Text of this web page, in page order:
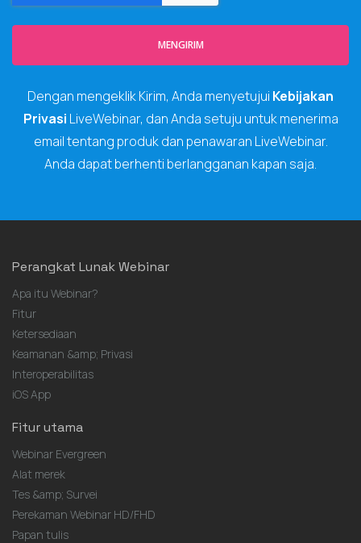
MENGIRIM
Dengan mengeklik Kirim, Anda menyetujui Kebijakan
Privasi LiveWebinar, dan Anda setuju untuk menerima
email tentang produk dan penawaran LiveWebinar.
Anda dapat berhenti berlangganan kapan saja.
Perangkat Lunak Webinar
Apa itu Webinar?
Fitur
Ketersediaan
Keamanan &amp; Privasi
Interoperabilitas
iOS App
Fitur utama
Webinar Evergreen
Alat merek
Tes &amp; Survei
Perekaman Webinar HD/FHD
Papan tulis